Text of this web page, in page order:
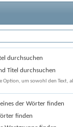
durchsuchen
Titel durchsuchen
Option, um sowohl den Text,
der Wörter finden
finden